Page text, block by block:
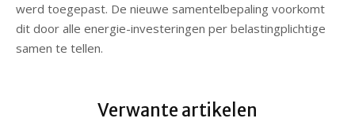
werd toegepast. De nieuwe samentelbepaling voorkomt
dit door alle energie-investeringen per belastingplichtige
samen te tellen.
Verwante artikelen